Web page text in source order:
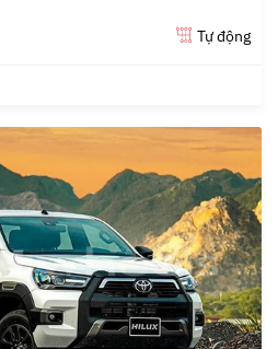
Tự động